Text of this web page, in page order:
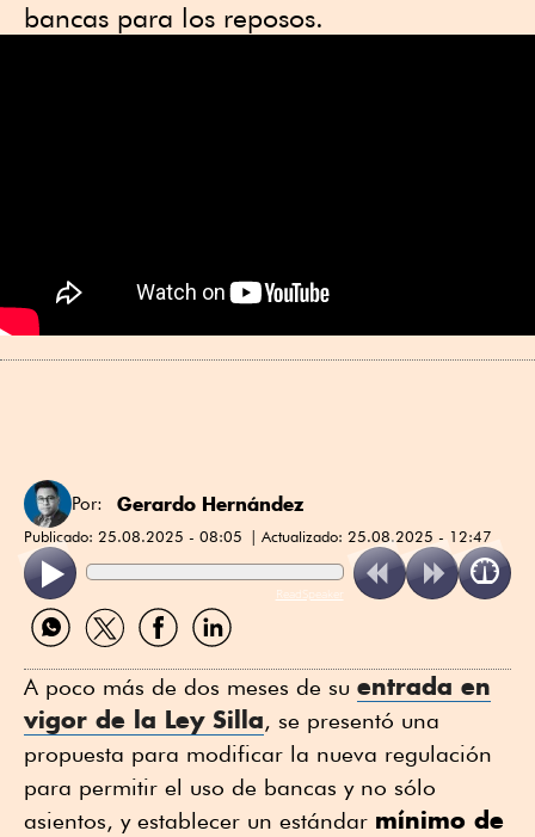
bancas para los reposos.
Por: Gerardo Hernández
Publicado: 25.08.2025 - 08:05 Actualizado: 25.08.2025 - 12:47
ReadSpeaker
Compartir
por
Compartir
por
Compartir
por
Compartir
por
A poco más de dos meses de su entrada en
vigor de la Ley Silla, se presentó una
propuesta para modificar la nueva regulación
para permitir el uso de bancas y no sólo
asientos, y establecer un estándar mínimo de